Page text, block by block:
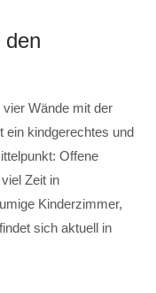
den
Wände mit der
ein kindgerechtes und
Offene
Zeit in
Kinderzimmer,
sich aktuell in